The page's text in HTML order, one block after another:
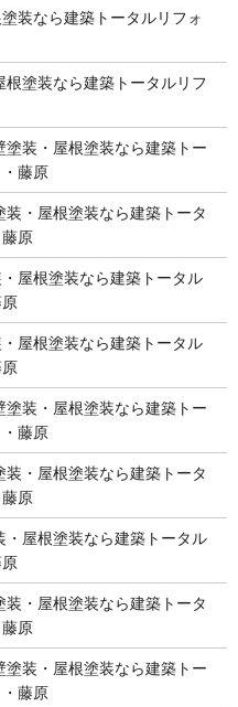
装なら建築トータルリフォ
塗装なら建築トータルリフ
装・屋根塗装なら建築トー
藤原
・屋根塗装なら建築トータ
原
屋根塗装なら建築トータル
屋根塗装なら建築トータル
装・屋根塗装なら建築トー
藤原
・屋根塗装なら建築トータ
原
屋根塗装なら建築トータル
・屋根塗装なら建築トータ
原
装・屋根塗装なら建築トー
藤原